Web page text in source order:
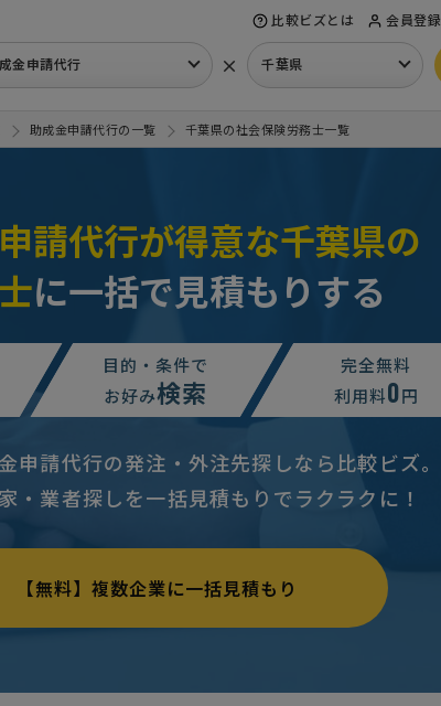
比較ビズとは 会員登録
金申請代行 × 千葉県
助成金申請代行の一覧 千葉県の社会保険労務士一覧
請代行が得意な千葉県の
に一括で見積もりする
目的・条件で
お好み検索
完全無料
利用料0円
申請代行の発注・外注先探しなら比較ビズ。
・業者探しを一括見積もりでラクラクに！
【無料】複数企業に一括見積もり
い 千葉県
・提案依頼 予算上限なし 千葉県
提案依頼 予算上限なし 千葉県
千葉県
望！】助成金申請の提案依頼
相談して決めたい 千葉県